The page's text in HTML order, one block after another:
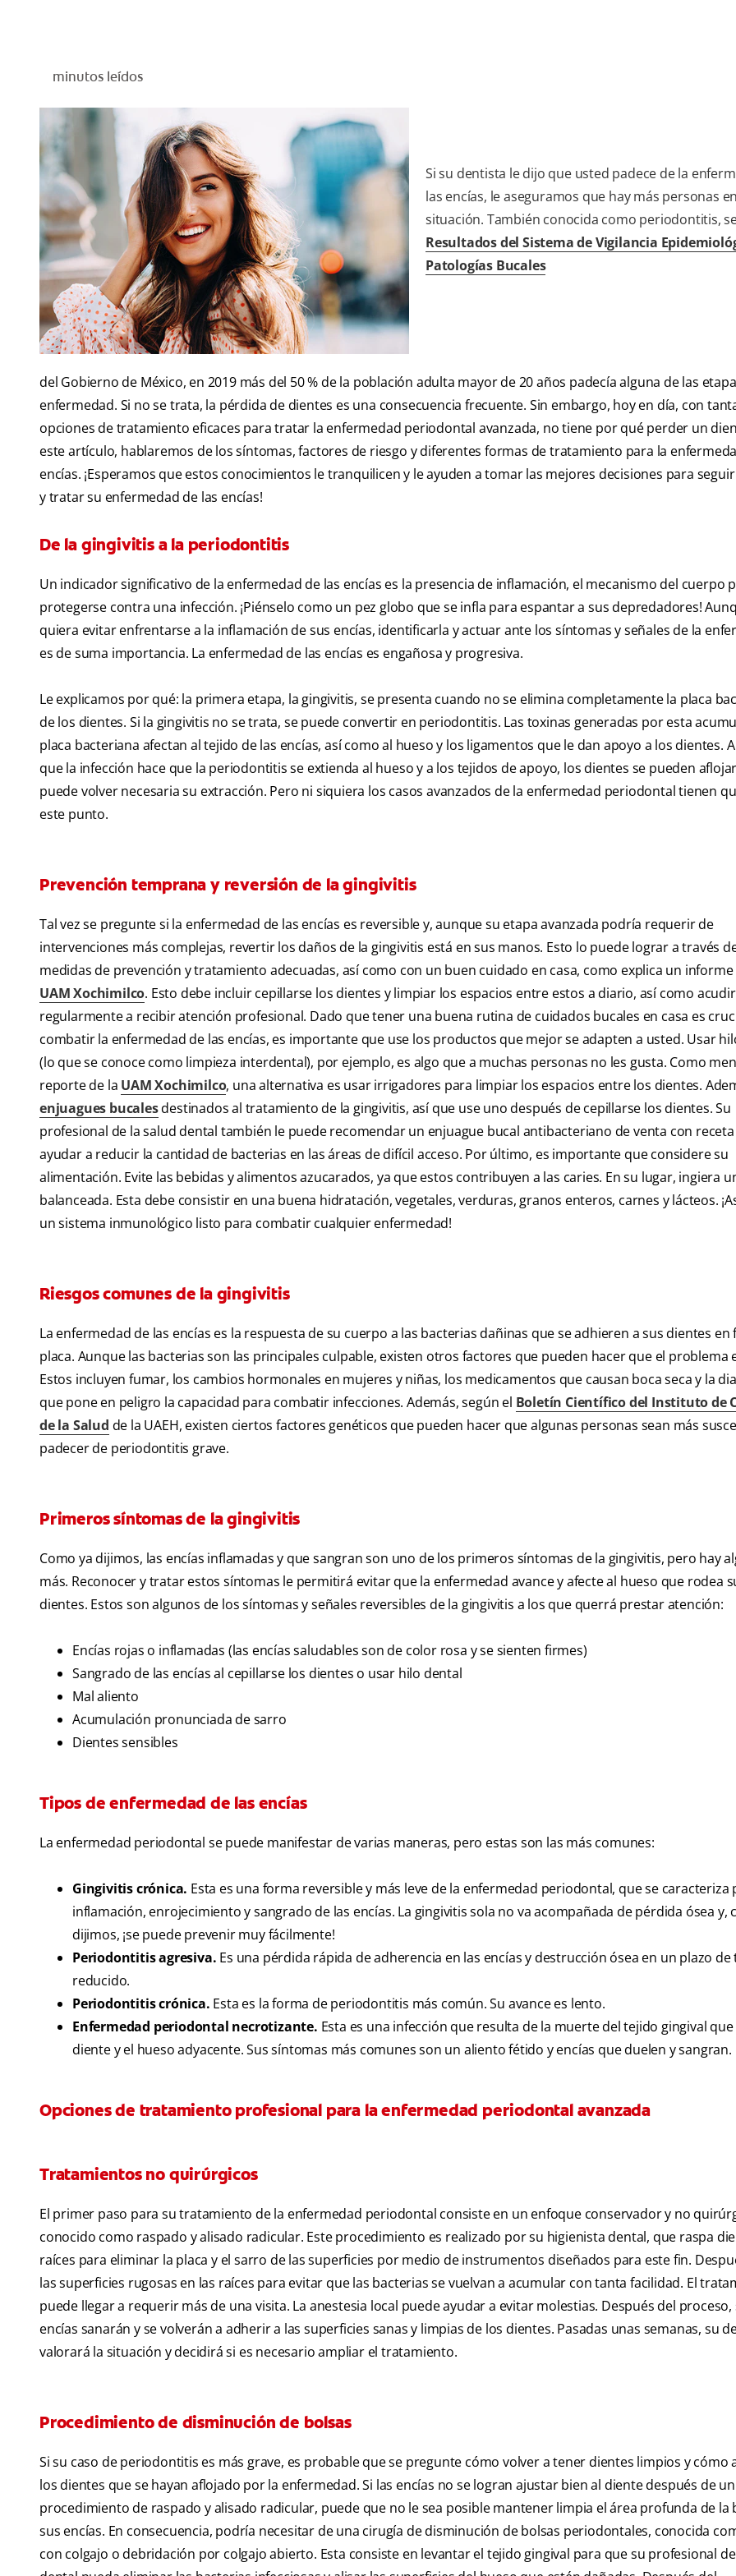
minutos leídos
Si su dentista le dijo que usted padece de la
las encías, le aseguramos que hay más personas
situación. También conocida como periodontitis,
Resultados del Sistema de Vigilancia
Patologías Bucales
del Gobierno de México, en 2019 más del 50 % de la población adulta mayor de 20 años padecía alguna de las
enfermedad. Si no se trata, la pérdida de dientes es una consecuencia frecuente. Sin embargo, hoy en día, con
opciones de tratamiento eficaces para tratar la enfermedad periodontal avanzada, no tiene por qué perder un
este artículo, hablaremos de los síntomas, factores de riesgo y diferentes formas de tratamiento para la
encías. ¡Esperamos que estos conocimientos le tranquilicen y le ayuden a tomar las mejores decisiones para
y tratar su enfermedad de las encías!
De la gingivitis a la periodontitis
Un indicador significativo de la enfermedad de las encías es la presencia de inflamación, el mecanismo del cuerpo
protegerse contra una infección. ¡Piénselo como un pez globo que se infla para espantar a sus depredadores!
quiera evitar enfrentarse a la inflamación de sus encías, identificarla y actuar ante los síntomas y señales de la
es de suma importancia. La enfermedad de las encías es engañosa y progresiva.
Le explicamos por qué: la primera etapa, la gingivitis, se presenta cuando no se elimina completamente la placa
de los dientes. Si la gingivitis no se trata, se puede convertir en periodontitis. Las toxinas generadas por esta
placa bacteriana afectan al tejido de las encías, así como al hueso y los ligamentos que le dan apoyo a los dientes.
que la infección hace que la periodontitis se extienda al hueso y a los tejidos de apoyo, los dientes se pueden
puede volver necesaria su extracción. Pero ni siquiera los casos avanzados de la enfermedad periodontal tienen
este punto.
Prevención temprana y reversión de la gingivitis
Tal vez se pregunte si la enfermedad de las encías es reversible y, aunque su etapa avanzada podría requerir de
intervenciones más complejas, revertir los daños de la gingivitis está en sus manos. Esto lo puede lograr a través
medidas de prevención y tratamiento adecuadas, así como con un buen cuidado en casa, como explica un informe
UAM Xochimilco. Esto debe incluir cepillarse los dientes y limpiar los espacios entre estos a diario, así como acudir
regularmente a recibir atención profesional. Dado que tener una buena rutina de cuidados bucales en casa es
combatir la enfermedad de las encías, es importante que use los productos que mejor se adapten a usted. Usar
(lo que se conoce como limpieza interdental), por ejemplo, es algo que a muchas personas no les gusta. Como
reporte de la UAM Xochimilco, una alternativa es usar irrigadores para limpiar los espacios entre los dientes.
enjuagues bucalesdestinados al tratamiento de la gingivitis, así que use uno después de cepillarse los dientes. Su
profesional de la salud dental también le puede recomendar un enjuague bucal antibacteriano de venta con
ayudar a reducir la cantidad de bacterias en las áreas de difícil acceso. Por último, es importante que considere su
alimentación. Evite las bebidas y alimentos azucarados, ya que estos contribuyen a las caries. En su lugar, ingiera
balanceada. Esta debe consistir en una buena hidratación, vegetales, verduras, granos enteros, carnes y lácteos.
un sistema inmunológico listo para combatir cualquier enfermedad!
Riesgos comunes de la gingivitis
La enfermedad de las encías es la respuesta de su cuerpo a las bacterias dañinas que se adhieren a sus dientes en
placa. Aunque las bacterias son las principales culpable, existen otros factores que pueden hacer que el problema
Estos incluyen fumar, los cambios hormonales en mujeres y niñas, los medicamentos que causan boca seca y la
que pone en peligro la capacidad para combatir infecciones. Además, según el Boletín Científico del Instituto de
de la Salud de la UAEH, existen ciertos factores genéticos que pueden hacer que algunas personas sean más
padecer de periodontitis grave.
Primeros síntomas de la gingivitis
Como ya dijimos, las encías inflamadas y que sangran son uno de los primeros síntomas de la gingivitis, pero hay
más. Reconocer y tratar estos síntomas le permitirá evitar que la enfermedad avance y afecte al hueso que rodea
dientes. Estos son algunos de los síntomas y señales reversibles de la gingivitis a los que querrá prestar atención:
Encías rojas o inflamadas (las encías saludables son de color rosa y se sienten firmes)
Sangrado de las encías al cepillarse los dientes o usar hilo dental
Mal aliento
Acumulación pronunciada de sarro
Dientes sensibles
Tipos de enfermedad de las encías
La enfermedad periodontal se puede manifestar de varias maneras, pero estas son las más comunes:
Gingivitis crónica. Esta es una forma reversible y más leve de la enfermedad periodontal, que se caracteriza
inflamación, enrojecimiento y sangrado de las encías. La gingivitis sola no va acompañada de pérdida ósea y,
dijimos, ¡se puede prevenir muy fácilmente!
Periodontitis agresiva. Es una pérdida rápida de adherencia en las encías y destrucción ósea en un plazo de
reducido.
Periodontitis crónica. Esta es la forma de periodontitis más común. Su avance es lento.
Enfermedad periodontal necrotizante. Esta es una infección que resulta de la muerte del tejido gingival
diente y el hueso adyacente. Sus síntomas más comunes son un aliento fétido y encías que duelen y sangran.
Opciones de tratamiento profesional para la enfermedad periodontal avanzada
Tratamientos no quirúrgicos
El primer paso para su tratamiento de la enfermedad periodontal consiste en un enfoque conservador y no
conocido como raspado y alisado radicular. Este procedimiento es realizado por su higienista dental, que raspa
raíces para eliminar la placa y el sarro de las superficies por medio de instrumentos diseñados para este fin.
las superficies rugosas en las raíces para evitar que las bacterias se vuelvan a acumular con tanta facilidad. El
puede llegar a requerir más de una visita. La anestesia local puede ayudar a evitar molestias. Después del proceso,
encías sanarán y se volverán a adherir a las superficies sanas y limpias de los dientes. Pasadas unas semanas, su
valorará la situación y decidirá si es necesario ampliar el tratamiento.
Procedimiento de disminución de bolsas
Si su caso de periodontitis es más grave, es probable que se pregunte cómo volver a tener dientes limpios y cómo
los dientes que se hayan aflojado por la enfermedad. Si las encías no se logran ajustar bien al diente después de un
procedimiento de raspado y alisado radicular, puede que no le sea posible mantener limpia el área profunda de la
sus encías. En consecuencia, podría necesitar de una cirugía de disminución de bolsas periodontales, conocida
con colgajo o debridación por colgajo abierto. Esta consiste en levantar el tejido gingival para que su profesional